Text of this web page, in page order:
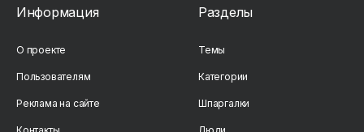
Информация
О проекте
Пользователям
Реклама на сайте
Разделы
Темы
Категории
Шпаргалки